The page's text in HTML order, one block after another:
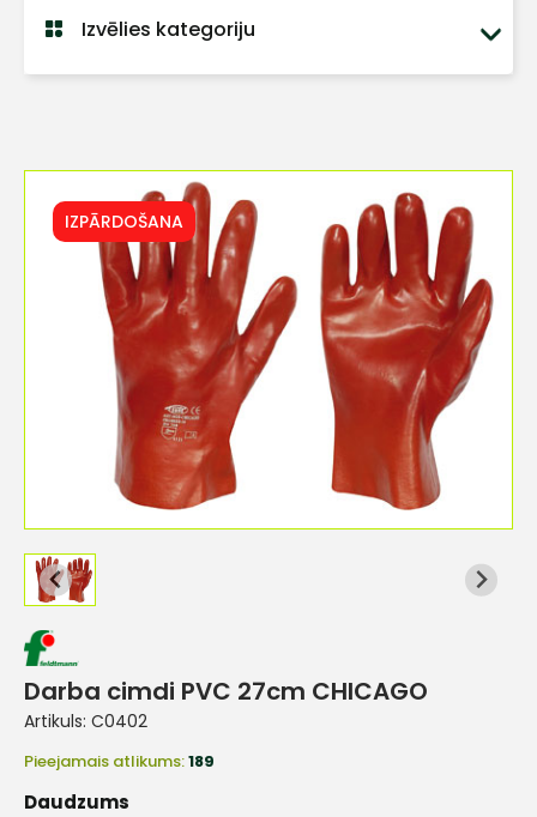
Izvēlies kategoriju
IZPĀRDOŠANA
Darba cimdi PVC 27cm CHICAGO
Artikuls: C0402
Pieejamais atlikums:189
Daudzums